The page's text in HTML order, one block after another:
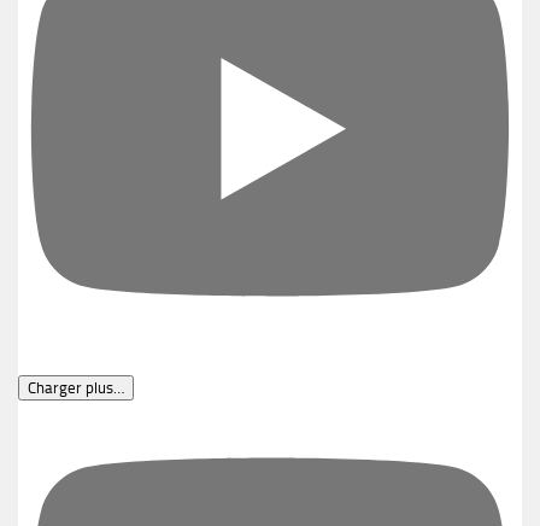
Charger plus…